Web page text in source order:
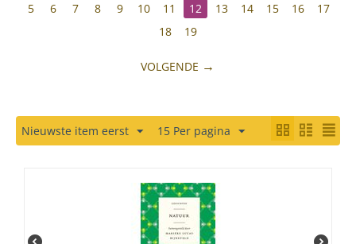
5 6 7 8 9 10 11 12 13 14 15 16
17
18
19
VOLGENDE
Nieuwste item eerst 15 Per pagina